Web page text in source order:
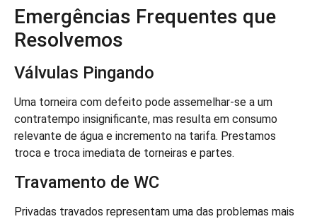
Emergências Frequentes que
Resolvemos
Válvulas Pingando
Uma torneira com defeito pode assemelhar-se a um
contratempo insignificante, mas resulta em consumo
relevante de água e incremento na tarifa. Prestamos
troca e troca imediata de torneiras e partes.
Travamento de WC
Privadas travados representam uma das problemas mais